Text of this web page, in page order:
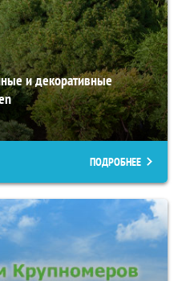
и декоративные
ПОДРОБНЕЕ